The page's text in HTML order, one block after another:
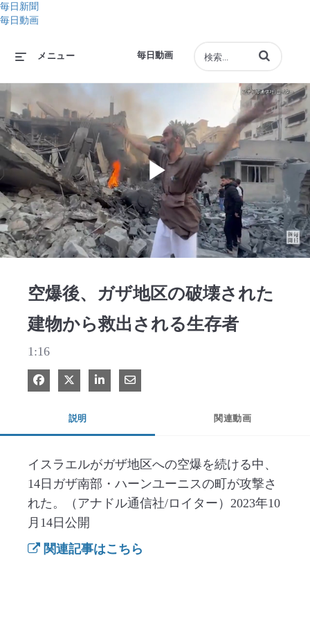
毎日新聞
毎日動画
毎日動画
メニュー 動画の検索語句
Play
空爆後、ガザ地区の破壊された
建物から救出される生存者
1:16
Facebook で共有
Xで共有する
LinkedIn で共有
電子メールで共有
説明 関連動画
イスラエルがガザ地区への空爆を続ける中、
14日ガザ南部・ハーンユーニスの町が攻撃さ
れた。（アナドル通信社/ロイター）2023年10
月14日公開
関連記事はこちら